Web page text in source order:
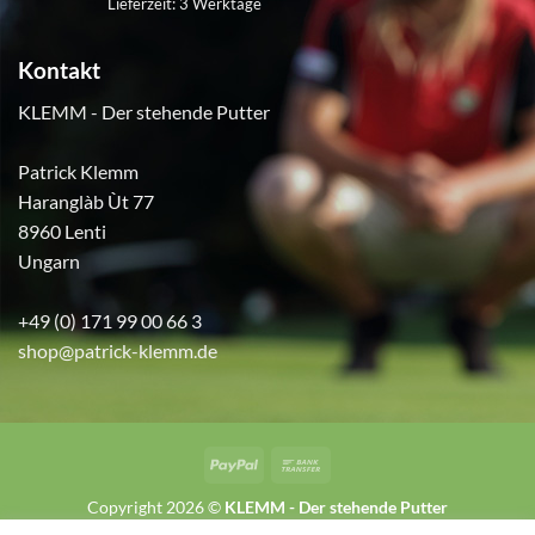
Kontakt
KLEMM - Der stehende Putter
Patrick Klemm
Haranglàb Ùt 77
8960 Lenti
Ungarn
+49 (0) 171 99 00 66 3
shop@patrick-klemm.de
PayPal
Copyright 2026 © KLEMM - Der stehende Putter